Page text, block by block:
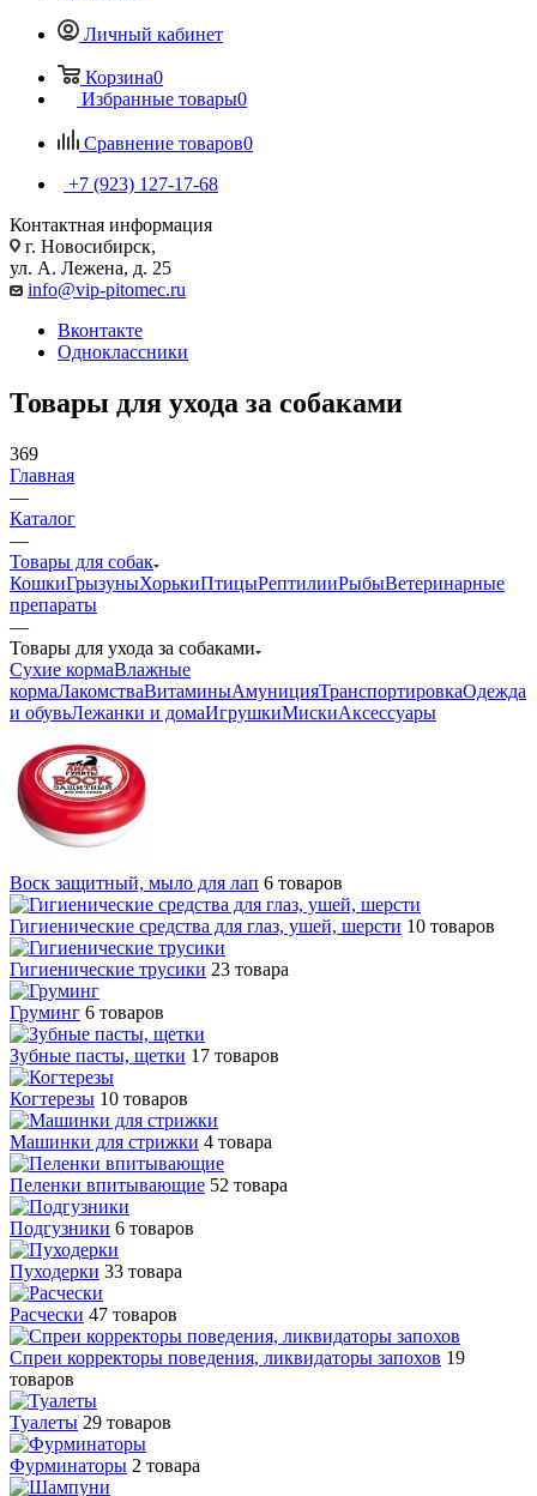
Личный кабинет
Корзина0
Избранные товары0
Сравнение товаров0
+7 (923) 127-17-68
Контактная информация
г. Новосибирск,
ул. А. Лежена, д. 25
info@vip-pitomec.ru
Вконтакте
Одноклассники
Товары для ухода за собаками
369
Главная
—
Каталог
—
Товары для собак
КошкиГрызуныХорькиПтицыРептилииРыбыВетеринарные
препараты
—
Товары для ухода за собаками
Сухие кормаВлажные
кормаЛакомстваВитаминыАмуницияТранспортировкаОдежда
и обувьЛежанки и домаИгрушкиМискиАксессуары
Воск защитный, мыло для лап 6 товаров
Гигиенические средства для глаз, ушей, шерсти 10 товаров
Гигиенические трусики 23 товара
Груминг 6 товаров
Зубные пасты, щетки 17 товаров
Когтерезы 10 товаров
Машинки для стрижки 4 товара
Пеленки впитывающие 52 товара
Подгузники 6 товаров
Пуходерки 33 товара
Расчески 47 товаров
Спреи корректоры поведения, ликвидаторы запохов 19
товаров
Туалеты 29 товаров
Фурминаторы 2 товара